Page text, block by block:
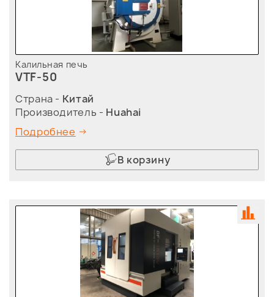
Калильная печь
VTF-50
Страна - Китай
Производитель - Huahai
Подробнее
В корзину